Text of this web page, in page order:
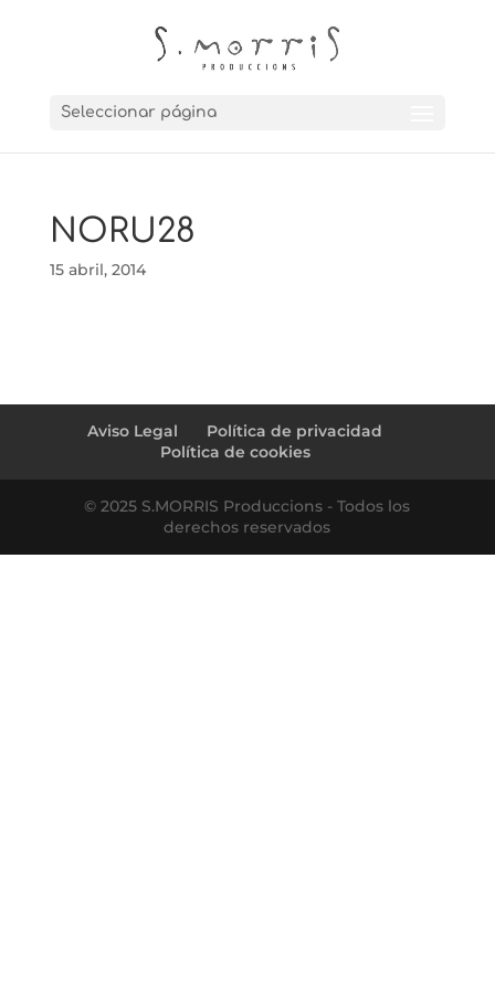
Seleccionar página
NORU28
15 abril, 2014
Aviso Legal
Política de privacidad
Política de cookies
© 2025 S.MORRIS Produccions - Todos los
derechos reservados